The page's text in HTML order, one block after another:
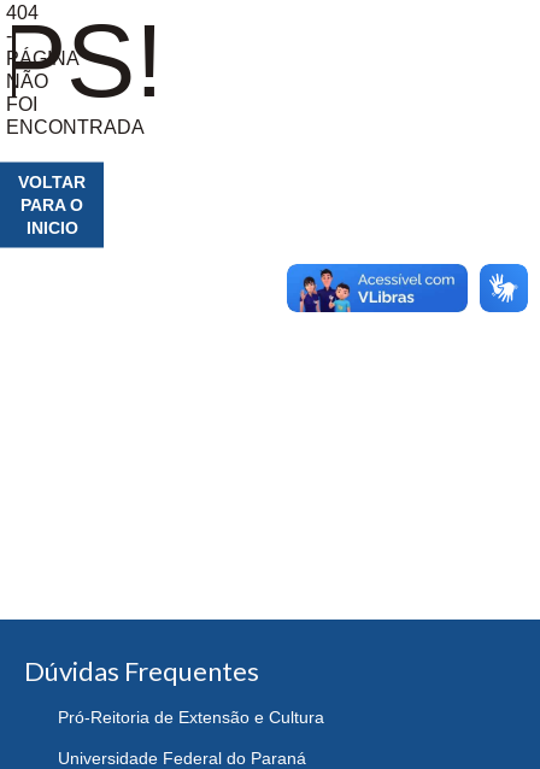
404
-
PÁGINA
NÃO
FOI
ENCONTRADA
VOLTAR
PARA O
INICIO
Dúvidas Frequentes
Pró-Reitoria de Extensão e Cultura
Universidade Federal do Paraná